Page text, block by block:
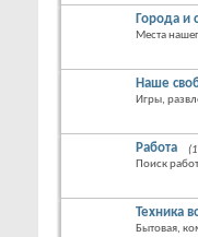
Города и
Места
Наше
Игры,
Работа
Поиск
Техника
Бытовая,